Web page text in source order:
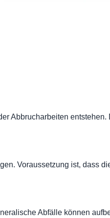
Abbrucharbeiten
Voraussetzung ist, dass
Abfälle können